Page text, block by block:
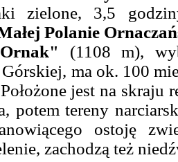
zielone, 3,5
Polanie
(1108 m),
ma ok. 100
jest na skraju
potem tereny
ostoję
zachodzą też